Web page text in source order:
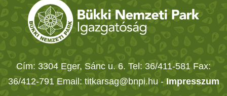
Cím: 3304 Eger, Sánc u. 6. Tel: 36/411-581 Fax:
36/412-791 Email: titkarsag@bnpi.hu - Impresszum